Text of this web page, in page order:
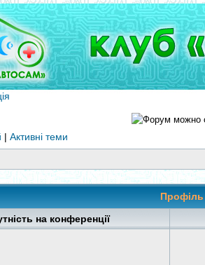
| Активні теми
Профіль
на конференції